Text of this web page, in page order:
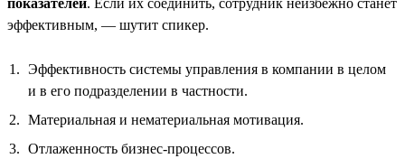
эффективным, — шутит спикер.
Эффективность системы управления в компании в целом
и в его подразделении в частности.
Материальная и нематериальная мотивация.
Отлаженность бизнес-процессов.